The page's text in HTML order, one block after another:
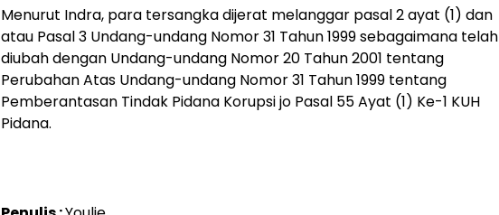
Menurut Indra, para tersangka dijerat melanggar pasal 2 ayat (1) dan
atau Pasal 3 Undang-undang Nomor 31 Tahun 1999 sebagaimana telah
diubah dengan Undang-undang Nomor 20 Tahun 2001 tentang
Perubahan Atas Undang-undang Nomor 31 Tahun 1999 tentang
Pemberantasan Tindak Pidana Korupsi jo Pasal 55 Ayat (1) Ke-1 KUH
Pidana.